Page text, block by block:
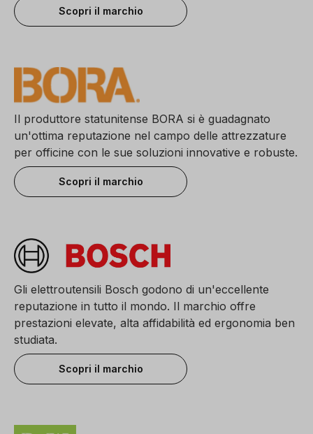
Scopri il marchio
Il produttore statunitense BORA si è guadagnato
un'ottima reputazione nel campo delle attrezzature
per officine con le sue soluzioni innovative e robuste.
Scopri il marchio
Gli elettroutensili Bosch godono di un'eccellente
reputazione in tutto il mondo. Il marchio offre
prestazioni elevate, alta affidabilità ed ergonomia ben
studiata.
Scopri il marchio